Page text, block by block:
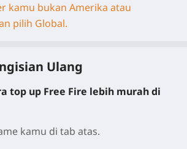
kamu bukan Amerika atau
pilih Global.
Ulang
top up Free Fire lebih murah di
kamu di tab atas.